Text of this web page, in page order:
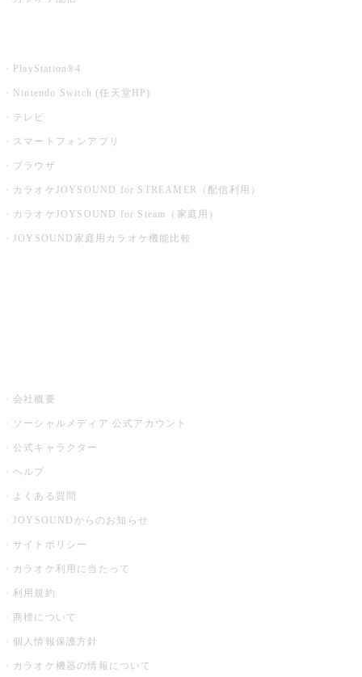
PlayStation®4
Nintendo Switch (任天堂HP)
テレビ
スマートフォンアプリ
ブラウザ
カラオケJOYSOUND for STREAMER（配信利用）
カラオケJOYSOUND for Steam（家庭用）
JOYSOUND家庭用カラオケ機能比較
会社概要
ソーシャルメディア 公式アカウント
公式キャラクター
ヘルプ
よくある質問
JOYSOUNDからのお知らせ
サイトポリシー
カラオケ利用に当たって
利用規約
商標について
個人情報保護方針
カラオケ機器の情報について